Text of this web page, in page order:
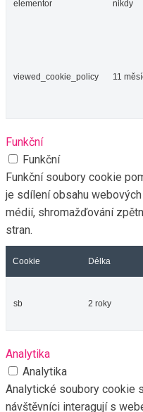
elementor nikdy
viewed_cookie_policy 11
Funkční
Funkční
Funkční soubory cookie
je sdílení obsahu
médií, shromažďování
stran.
Cookie Délka
sb 2 roky
Analytika
Analytika
Analytické soubory cookie
návštěvníci interagují s